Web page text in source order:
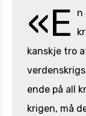
«E
n
kanskje tro
ende på all
krigen, må